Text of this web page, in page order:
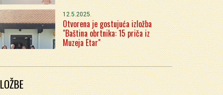
12.5.2025.
Otvorena je gostujuća izložba
"Baština obrtnika: 15 priča iz
Muzeja Etar"